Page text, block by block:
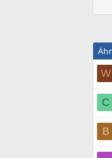
W
C
B